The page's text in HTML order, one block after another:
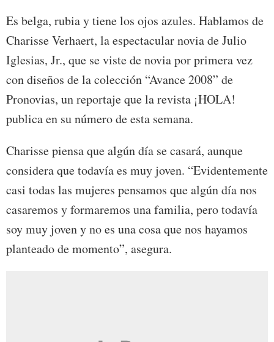
Es belga, rubia y tiene los ojos azules. Hablamos de
Charisse Verhaert, la espectacular novia de Julio
Iglesias, Jr., que se viste de novia por primera vez
con diseños de la colección “Avance 2008” de
Pronovias, un reportaje que la revista ¡HOLA!
publica en su número de esta semana.
Charisse piensa que algún día se casará, aunque
considera que todavía es muy joven. “Evidentemente
casi todas las mujeres pensamos que algún día nos
casaremos y formaremos una familia, pero todavía
soy muy joven y no es una cosa que nos hayamos
planteado de momento”, asegura.